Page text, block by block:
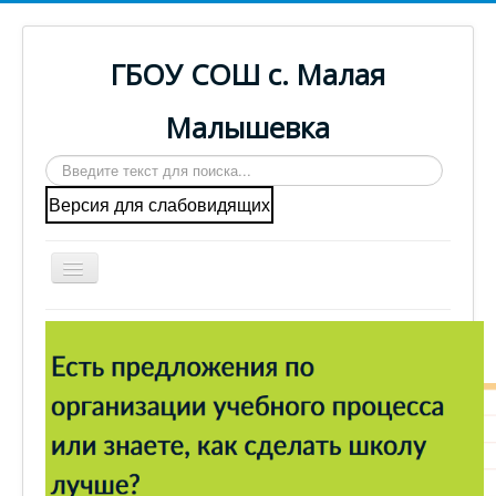
ГБОУ СОШ с. Малая
Малышевка
Искать...
Версия для слабовидящих
Включить/
выключить
Главная
Cведения об образовательной организации
ГИА